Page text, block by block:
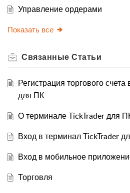
Управление ордерами
Показать все
Связанные Статьи
Регистрация торгового
для ПК
О терминале TickTrader для
Вход в терминал TickTrader
Вход в мобильное
Торговля